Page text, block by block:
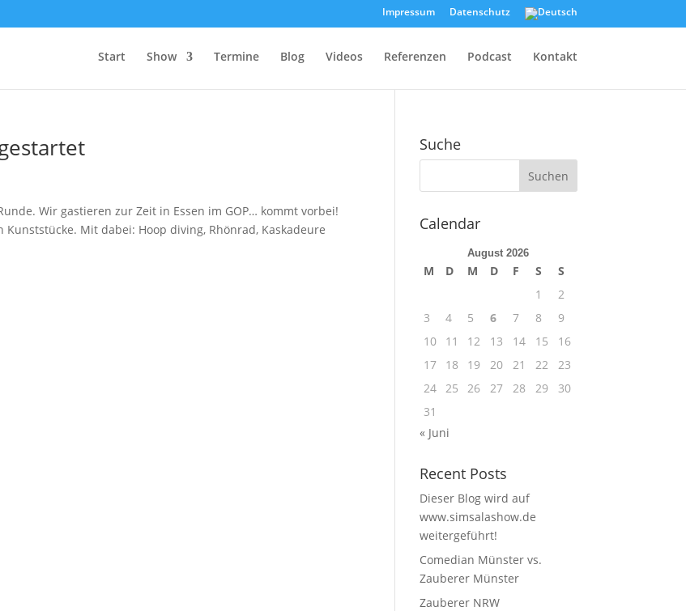
Impressum Datenschutz
Start Show Termine Blog Videos Referenzen Podcast Kontakt
Wir gastieren zur Zeit in Essen im GOP… kommt vorbei!
Mit dabei: Hoop diving, Rhönrad, Kaskadeure
Suche
Calendar
August 2026
M D M D F S
S
1
2
3
4 5 6 7 8
9
10
11 12 13 14 15
16
17
18 19 20 21 22
23
24 25 26 27 28 29
30
31
« Juni
Recent Posts
Dieser Blog wird auf
www.simsalashow.de
weitergeführt!
Comedian Münster vs.
Zauberer Münster
Zauberer NRW